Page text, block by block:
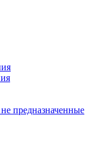
предназначенные